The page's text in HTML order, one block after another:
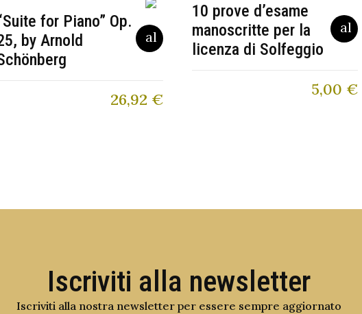
for Piano” Op.
by Arnold
26,92 €
10 prove d’esame
manoscritte per la
licenza di Solfeggio
5,00 €
Iscriviti alla newsletter
Iscriviti alla nostra newsletter per essere sempre aggiornato